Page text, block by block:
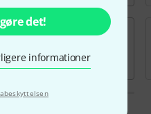
det!
informationer